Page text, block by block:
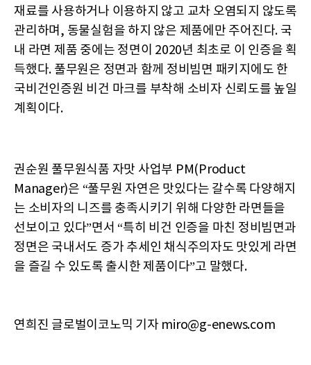
재료를 사용하거나 이용하지 않고 교차 오염되지 않도록
관리하며, 동물실험을 하지 않은 제품에만 주어진다. 국
내 라면 제품 중에는 정면이 2020년 최초로 이 인증을 획
득했다. 풀무원은 정면과 함께 정비빔면 패키지에도 한
국비건인증원 비건 마크를 부착해 소비자 신뢰도를 높일
계획이다.
권순원 풀무원식품 자맛 사업부 PM(Product
Manager)은 “풀무원 자연은 맛있다는 갈수록 다양해지
는 소비자의 니즈를 충족시키기 위해 다양한 라면들을
선보이고 있다”면서 “특히 비건 인증을 마친 정비빔면과
정면은 국내서도 증가 추세인 채식주의자도 맛있게 라면
을 즐길 수 있도록 출시한 제품이다”고 말했다.
연희진 글로벌이코노믹 기자 miro@g-enews.com